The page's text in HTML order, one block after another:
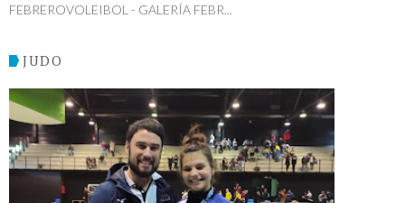
FEBREROVOLEIBOL - GALERÍA FEBR...
JUDO